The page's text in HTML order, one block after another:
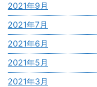
2021年9月
2021年7月
2021年6月
2021年5月
2021年3月